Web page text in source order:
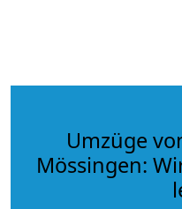
Umzüge
Mössingen: